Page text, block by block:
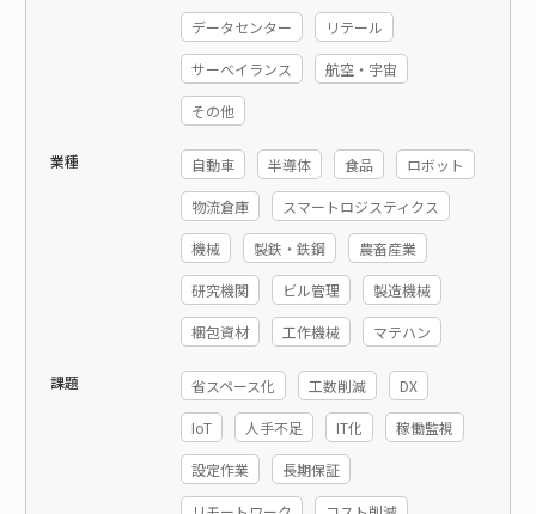
データセンター リテール
サーベイランス 航空・宇宙
その他
業種 自動車 半導体 食品 ロボット
物流倉庫 スマートロジスティクス
機械 製鉄・鉄鋼 農畜産業
研究機関 ビル管理 製造機械
梱包資材 工作機械 マテハン
課題 省スペース化 工数削減 DX
IoT 人手不足 IT化 稼働監視
設定作業 長期保証